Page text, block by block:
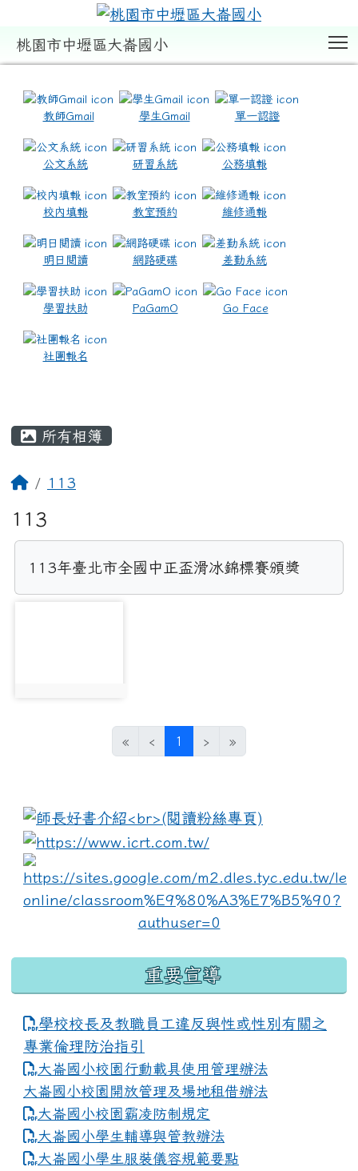
桃園市中壢區大崙國小
教師Gmail 學生Gmail 單一認證
公文系統 研習系統 公務填報
校內填報 教室預約 維修通報
明日閱讀 網路硬碟 差勤系統
學習扶助 PaGamO Go Face
社團報名
所有相簿
113
113
113年臺北市全國中正盃滑冰錦標賽頒獎
« ‹ 1 (current)
› »
link to https://
重要宣導
學校校長及教職員工違反與性或性別有關之
專業倫理防治指引
大崙國小校園行動載具使用管理辦法
大崙國小校園開放管理及場地租借辦法
大崙國小校園霸凌防制規定
大崙國小學生輔導與管教辦法
大崙國小學生服裝儀容規範要點